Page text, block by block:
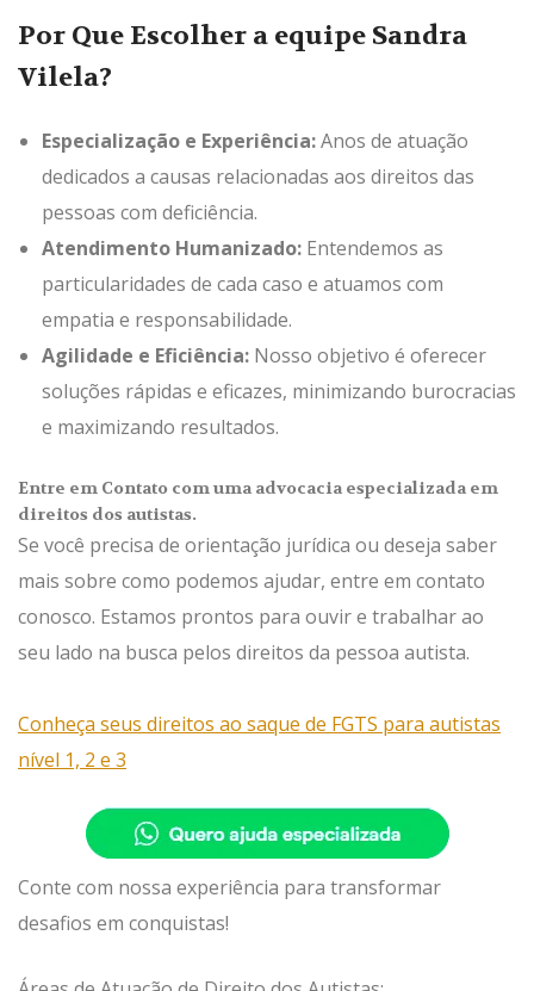
Por Que Escolher a equipe Sandra
Vilela?
Especialização e Experiência:Anos de atuação
dedicados a causas relacionadas aos direitos das
pessoas com deficiência.
Atendimento Humanizado: Entendemos as
particularidades de cada caso e atuamos com
empatia e responsabilidade.
Agilidade e Eficiência: Nosso objetivo é oferecer
soluções rápidas e eficazes, minimizando burocracias
e maximizando resultados.
Entre em Contato com uma advocacia especializada em
direitos dos autistas.
Se você precisa de orientação jurídica ou deseja saber
mais sobre como podemos ajudar, entre em contato
conosco. Estamos prontos para ouvir e trabalhar ao
seu lado na busca pelos direitos da pessoa autista.
Conheça seus direitos ao saque de FGTS para autistas
nível 1, 2 e 3
Conte com nossa experiência para transformar
desafios em conquistas!